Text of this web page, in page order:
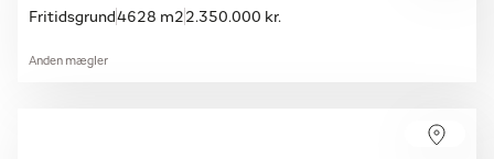
Fritidsgrund4628 m2 2.350.000 kr.
Anden mægler